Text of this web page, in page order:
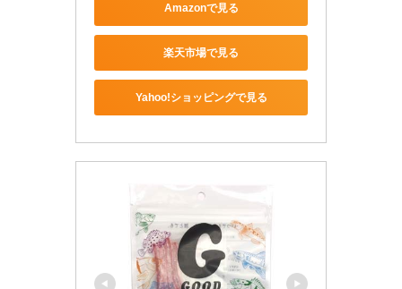
Amazonで見る
楽天市場で見る
Yahoo!ショッピングで見る